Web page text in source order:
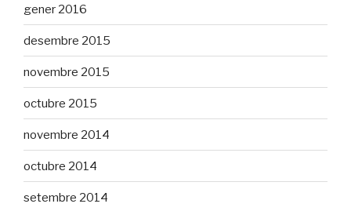
gener 2016
desembre 2015
novembre 2015
octubre 2015
novembre 2014
octubre 2014
setembre 2014